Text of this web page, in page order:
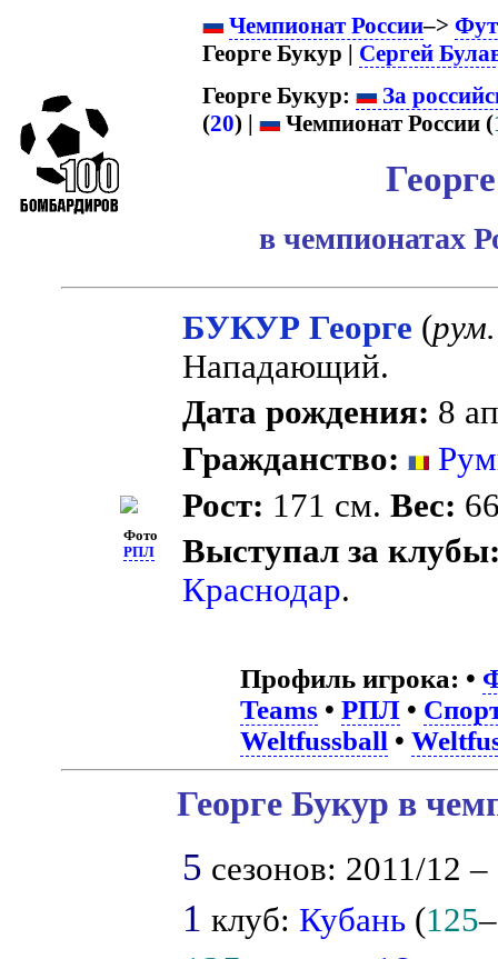
Чемпионат России–>
Георге Букур | Сергей
Георге Букур:
За
(20) | Чемпионат России (
в чемпионатах
Фото
РПЛ
БУКУР Георге (рум.
Нападающий.
Дата рождения: 8
Гражданство:
Рост: 171 см.Вес:
Выступал за
Краснодар.
Профиль игрока: •
Teams • РПЛ•
Weltfussball •
Георге Букур в
5 сезонов: 2011/12
1 клуб: Кубань (125–